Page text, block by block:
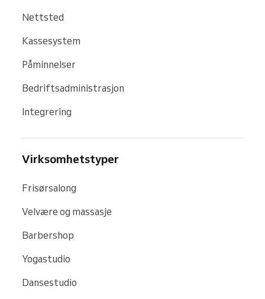
Nettsted
Kassesystem
Påminnelser
Bedriftsadministrasjon
Integrering
Virksomhetstyper
Frisørsalong
Velvære og massasje
Barbershop
Yogastudio
Dansestudio